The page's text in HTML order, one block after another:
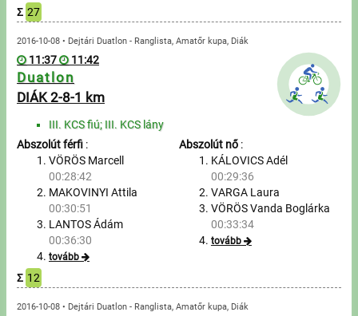
GY.I.K.
Időmérés
Rendező, szervező
Kapcsolat
Írjon nekünk!
Partnerek, támogatók
Szállás ajánlatok
Σ 27
2016-10-08 • Dejtári Duatlon - Ranglista, Amatőr kupa, Diák
11:37 11:42
Duatlon
DIÁK 2-8-1 km
III. KCS fiú; III. KCS lány
Abszolút férfi :
VÖRÖS Marcell
00:28:42
MAKOVINYI Attila
00:30:51
LANTOS Ádám
00:36:30
tovább
Abszolút nő:
KÁLOVICS Adél
00:29:36
VARGA Laura
VÖRÖS Vanda Boglárka
00:33:34
tovább
Σ 12
2016-10-08 • Dejtári Duatlon - Ranglista, Amatőr kupa, Diák